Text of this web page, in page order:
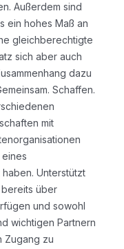
Außerdem sind
ein hohes Maß an
gleichberechtigte
sich aber auch
dazu
Schaffen.
mit
Unterstützt
über
und sowohl
wichtigen Partnern
Zugang zu